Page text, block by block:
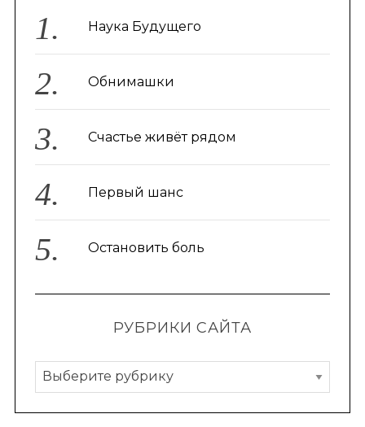
Наука Будущего
Обнимашки
Счастье живёт рядом
Первый шанс
Остановить боль
РУБРИКИ САЙТА
Р
у
б